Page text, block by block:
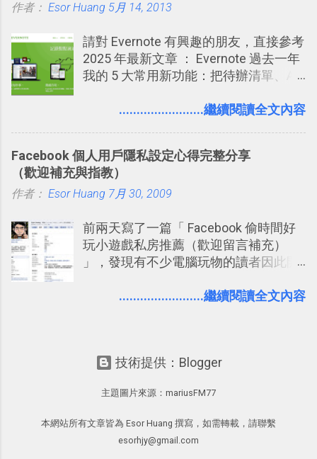
化，讓記憶延長到可能半個月；那時候
來一個月的記憶長度！就這樣反覆慢慢
拉長時間練習，就能讓一個東西成為腦
海中更深刻的記憶。 問題是，當我們一
要準備數百個考試問題時，自己手動進
練習的記憶卡片，自動規劃要延期複習
的卡片，每天自動產生記憶練習題，這
樣的軟體中最受好評的，或許就是今天
作者： Esor Huang 5月 14, 2013
請對 Evernote 有興趣的朋友，直接參考
2025 年最新文章 ： Evernote 過去一年
我的 5 大常用新功能：把待辦清單、AI
介紹文章： 把不同筆記中的待辦清單統
大綱收合、目錄連結、錨點連結，整理
超長筆記應用案例分享 新功能教學： 會
議記錄不麻煩！我常用兩個 Evernote AI
學： Evernote 新增類似 Google 文件的
「免帳號登入」多人同步編輯功能
........................繼續閱讀全文內容
Facebook 個人用戶隱私設定心得完整分享
（歡迎補充與指教）
作者： Esor Huang 7月 30, 2009
前兩天寫了一篇「 Facebook 偷時間好
玩小遊戲私房推薦（歡迎留言補充）
」，發現有不少電腦玩物的讀者因此開
Facebook確 實是目前最好的社群、社
又加入了哪個社團？某位好友又出現在
哪個遊戲？但也正因為如此，Facebook
如何分析使用你的個人資料而達到這種
社群效果？則是很多人感到疑慮的部
份，也是惡意程式有可能利用的部份 。
........................繼續閱讀全文內容
技術提供：Blogger
主題圖片來源： mariusFM77
本網站所有文章皆為 Esor Huang 撰寫，如需轉載，請聯繫
esorhjy@gmail.com